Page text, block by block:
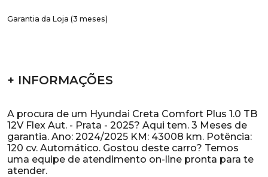
Garantia da Loja (3 meses)
+ INFORMAÇÕES
A procura de um Hyundai Creta Comfort Plus 1.0 TB
12V Flex Aut. - Prata - 2025? Aqui tem. 3 Meses de
garantia. Ano: 2024/2025 KM: 43008 km. Potência:
120 cv. Automático. Gostou deste carro? Temos
uma equipe de atendimento on-line pronta para te
atender.